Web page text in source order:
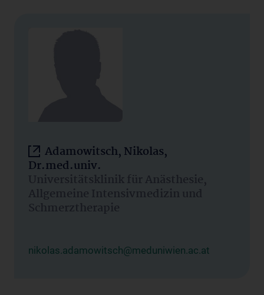
Adamowitsch, Nikolas,
Dr.med.univ.
Universitätsklinik für Anästhesie,
Allgemeine Intensivmedizin und
Schmerztherapie
nikolas.adamowitsch@meduniwien.ac.at